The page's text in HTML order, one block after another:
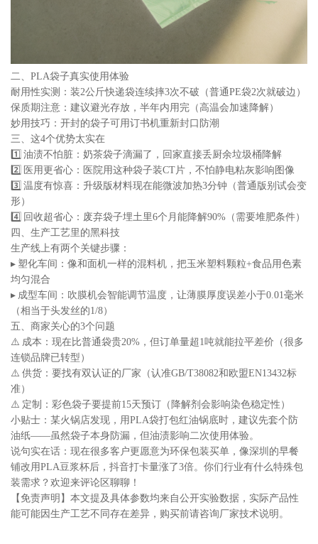
二、PLA袋子真实使用体验
耐用性实测：装2公斤快递袋连续摔3次不破（普通PE袋2次就破边）
保质期注意：建议避光存放，半年内用完（高温会加速降解）
妙用技巧：开封的袋子可用订书机重新封口防潮
三、这4个优势太实在
1️⃣ 油渍不怕脏：奶茶袋子滴漏了，回家直接丢厨余垃圾桶降解
2️⃣ 医用更省心：医院用这种袋子装CT片，不怕静电粘灰影响图像
3️⃣ 温度有惊喜：升级版材料现在能微波加热3分钟（普通版别试会变
形）
4️⃣ 回收超省心：废弃袋子埋土里6个月能降解90%（需要堆肥条件）
四、生产工艺里的黑科技
生产线上有两个关键步骤：
▸ 塑化车间：像和面机一样的混料机，把玉米塑料颗粒+食品用色素
均匀混合
▸ 成型车间：吹膜机会智能调节温度，让薄膜厚度误差小于0.01毫米
（相当于头发丝的1/8）
五、商家关心的3个问题
⚠️ 成本：现在比普通袋贵20%，但订单量超1吨就能拉平差价（很多
连锁品牌已转型）
⚠️ 供货：要找有双认证的厂家（认准GB/T38082和欧盟EN13432标
准）
⚠️ 定制：彩色袋子要提前15天预订（降解剂会影响染色稳定性）
小贴士：某火锅店发现，用PLA袋打包红油锅底时，建议先套个防
油纸——虽然袋子本身防漏，但油渍影响二次使用体验。
说句实在话：现在很多客户更愿意为环保包装买单，像深圳的早餐
铺改用PLA豆浆杯后，抖音打卡量涨了3倍。你们行业有什么特殊包
装需求？欢迎来评论区聊聊！
【免责声明】本文提及具体参数均来自公开实验数据，实际产品性
能可能因生产工艺不同存在差异，购买前请咨询厂家技术说明。